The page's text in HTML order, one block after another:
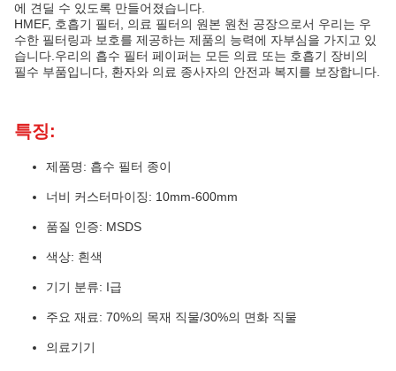
에 견딜 수 있도록 만들어졌습니다.
HMEF, 호흡기 필터, 의료 필터의 원본 원천 공장으로서 우리는 우
수한 필터링과 보호를 제공하는 제품의 능력에 자부심을 가지고 있
습니다.우리의 흡수 필터 페이퍼는 모든 의료 또는 호흡기 장비의
필수 부품입니다, 환자와 의료 종사자의 안전과 복지를 보장합니다.
특징:
제품명: 흡수 필터 종이
너비 커스터마이징: 10mm-600mm
품질 인증: MSDS
색상: 흰색
기기 분류: I급
주요 재료: 70%의 목재 직물/30%의 면화 직물
의료기기